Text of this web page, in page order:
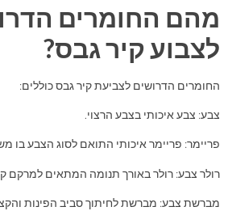
מהם החומרים
לצבוע קיר גבס?
החומרים הדרושים לצביעת קיר גבס כוללים:
צבע: צבע איכותי בצבע הרצוי.
פריימר: פריימר איכותי התואם לסוג הצבע בו
רולר צבע: רולר באורך תנומה המתאים למרקם
מברשת צבע: מברשת לחיתוך סביב הפינות